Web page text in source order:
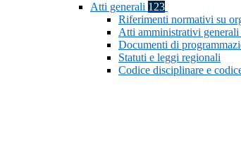
Atti generali 123
Riferimenti normativi su
Atti amministrativi generali
Documenti di
Statuti e leggi regionali
Codice disciplinare e